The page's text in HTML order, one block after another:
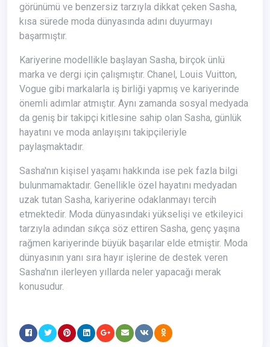
görünümü ve benzersiz tarzıyla dikkat çeken Sasha,
kısa sürede moda dünyasında adını duyurmayı
başarmıştır.
Kariyerine modellikle başlayan Sasha, birçok ünlü
marka ve dergi için çalışmıştır. Chanel, Louis Vuitton,
Vogue gibi markalarla iş birliği yapmış ve kariyerinde
önemli adımlar atmıştır. Aynı zamanda sosyal medyada
da geniş bir takipçi kitlesine sahip olan Sasha, günlük
hayatını ve moda anlayışını takipçileriyle
paylaşmaktadır.
Sasha'nın kişisel yaşamı hakkında ise pek fazla bilgi
bulunmamaktadır. Genellikle özel hayatını medyadan
uzak tutan Sasha, kariyerine odaklanmayı tercih
etmektedir. Moda dünyasındaki yükselişi ve etkileyici
tarzıyla adından sıkça söz ettiren Sasha, genç yaşına
rağmen kariyerinde büyük başarılar elde etmiştir. Moda
dünyasının yanı sıra hayır işlerine de destek veren
Sasha'nın ilerleyen yıllarda neler yapacağı merak
konusudur.